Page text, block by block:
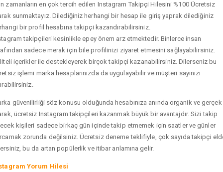
zamanların en çok tercih edilen Instagram Takipçi Hilesini %100 Ücretsiz
sunmaktayız. Dilediğiniz herhangi bir hesap ile giriş yaprak dilediğiniz
bir profil hesabına takipçi kazandırabilirsiniz.
takipçileri kesinlikle epey önem arz etmektedir. Binlerce insan
sadece merak için bile profilinizi ziyaret etmesini sağlayabilirsiniz.
içerikler ile destekleyerek birçok takipçi kazanabilirsiniz. Dilerseniz bu
işlemi marka hesaplarınızda da uygulayabilir ve müşteri sayınızı
güvenilirliği söz konusu olduğunda hesabınıza anında organik ve gerçek
ücretsiz Instagram takipçileri kazanmak büyük bir avantajdır. Sizi takip
kişileri sadece birkaç gün içinde takip etmemek için saatler ve günler
zorunda değilsiniz. Ücretsiz deneme teklifiyle, çok sayıda takipçi
bu da artan popülerlik ve itibar anlamına gelir.
Yorum Hilesi